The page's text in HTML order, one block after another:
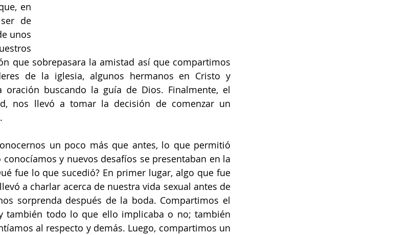
en
de
unos
que sobrepasara la amistad así que compartimos
de la iglesia, algunos hermanos en Cristo y
buscando la guía de Dios. Finalmente, el
nos llevó a tomar la decisión de comenzar un
un poco más que antes, lo que permitió
y nuevos desafíos se presentaban en la
fue lo que sucedió? En primer lugar, algo que fue
a charlar acerca de nuestra vida sexual antes de
sorprenda después de la boda. Compartimos el
también todo lo que ello implicaba o no; también
al respecto y demás. Luego, compartimos un